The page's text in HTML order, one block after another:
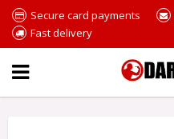
Secure card payments
Fast delivery